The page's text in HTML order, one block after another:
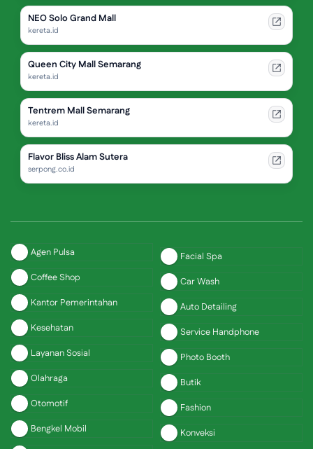
NEO Solo Grand Mall
kereta.id
Queen City Mall Semarang
kereta.id
Tentrem Mall Semarang
kereta.id
Flavor Bliss Alam Sutera
serpong.co.id
Agen Pulsa
Coffee Shop
Kantor Pemerintahan
Kesehatan
Layanan Sosial
Olahraga
Otomotif
Bengkel Mobil
Facial Spa
Car Wash
Auto Detailing
Service Handphone
Photo Booth
Butik
Fashion
Konveksi